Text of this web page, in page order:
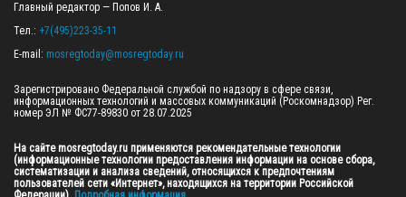
Главный редактор — Попов И. А.
Тел.: +7(495)223-35-11
E-mail: mosregtoday@mosregtoday.ru
Зарегистрировано Федеральной службой по надзору в сфере связи,
информационных технологий и массовых коммуникаций (Роскомнадзор) Рег.
номер ЭЛ № ФС77-89830 от 28.07.2025
На сайте mosregtoday.ru применяются рекомендательные технологии
(информационные технологии предоставления информации на основе сбора,
систематизации и анализа сведений, относящихся к предпочтениям
пользователей сети «Интернет», находящихся на территории Российской